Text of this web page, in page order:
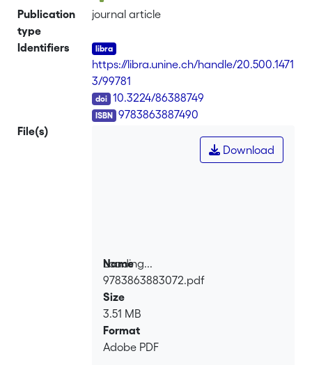
Publication
type
journal article
Identifiers
https://libra.unine.ch/handle/20.500.1471
3/99781
10.3224/86388749
9783863887490
File(s)
Loading...
Loading...
Download
Name
9783863883072.pdf
Size
3.51 MB
Format
Adobe PDF